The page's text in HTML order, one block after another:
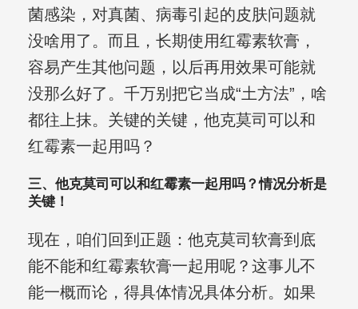
菌感染，对真菌、病毒引起的皮肤问题就
没啥用了。而且，长期使用红霉素软膏，
容易产生其他问题，以后再用效果可能就
没那么好了。千万别把它当成“土方法”，啥
都往上抹。关键的关键，他克莫司可以和
红霉素一起用吗？
三、他克莫司可以和红霉素一起用吗？情况分析是
关键！
现在，咱们回到正题：他克莫司软膏到底
能不能和红霉素软膏一起用呢？这事儿不
能一概而论，得具体情况具体分析。如果